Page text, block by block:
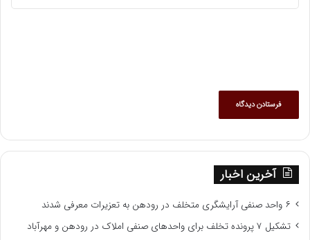
آخرین اخبار
۶ واحد صنفی آرایشگری متخلف در رودهن به تعزیرات معرفی شدند
تشکیل ۷ پرونده تخلف برای واحدهای صنفی املاک در رودهن و مهرآباد